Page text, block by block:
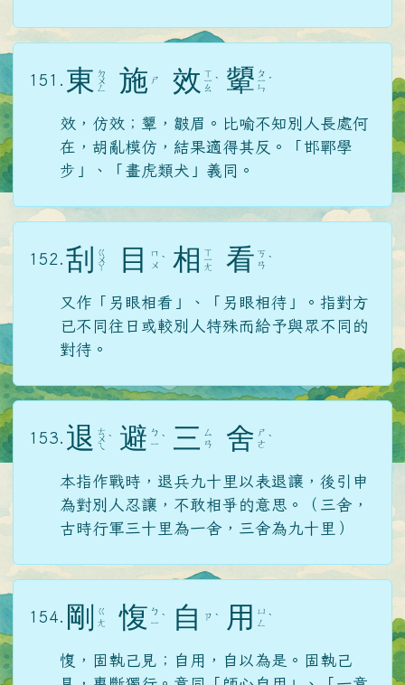
151. 東 ㄉ
ㄨ
ㄥ 施 ㄕ 效 ㄒ
ㄧ
ㄠ
ˋ 顰 ㄆ
ㄧ
ㄣ
ˊ
效，仿效；顰，皺眉。比喻不知別人長處何
在，胡亂模仿，結果適得其反。「邯鄲學
步」、「畫虎類犬」義同。
152. 刮 ㄍ
ㄨ
ㄚ 目
ㄇ
ㄨ ˋ 相 ㄒ
ㄧ
ㄤ 看 ㄎ
ㄢ ˋ
又作「另眼相看」、「另眼相待」。指對方
已不同往日或較別人特殊而給予與眾不同的
對待。
153. 退 ㄊ
ㄨ
ㄟ
ˋ 避 ㄅ
ㄧ ˋ 三 ㄙ
ㄢ
舍 ㄕ
ㄜ ˋ
本指作戰時，退兵九十里以表退讓，後引申
為對別人忍讓，不敢相爭的意思。（三舍，
古時行軍三十里為一舍，三舍為九十里）
154. 剛
ㄍ
ㄤ
愎 ㄅ
ㄧ ˋ 自 ㄗ ˋ 用 ㄩ
ㄥ ˋ
愎，固執己見；自用，自以為是。固執己